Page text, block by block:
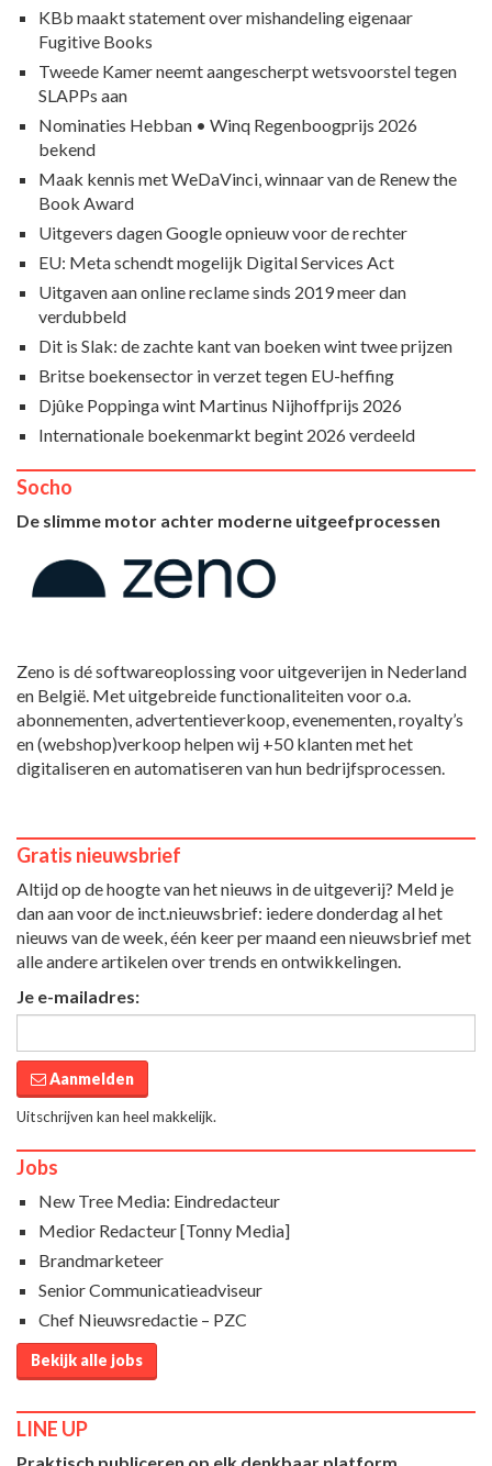
KBb maakt statement over mishandeling eigenaar
Fugitive Books
Tweede Kamer neemt aangescherpt wetsvoorstel tegen
SLAPPs aan
Nominaties Hebban • Winq Regenboogprijs 2026
bekend
Maak kennis met WeDaVinci, winnaar van de Renew the
Book Award
Uitgevers dagen Google opnieuw voor de rechter
EU: Meta schendt mogelijk Digital Services Act
Uitgaven aan online reclame sinds 2019 meer dan
verdubbeld
Dit is Slak: de zachte kant van boeken wint twee prijzen
Britse boekensector in verzet tegen EU-heffing
Djûke Poppinga wint Martinus Nijhoffprijs 2026
Internationale boekenmarkt begint 2026 verdeeld
Socho
De slimme motor achter moderne uitgeefprocessen
Zeno is dé softwareoplossing voor uitgeverijen in Nederland
en België. Met uitgebreide functionaliteiten voor o.a.
abonnementen, advertentieverkoop, evenementen, royalty’s
en (webshop)verkoop helpen wij +50 klanten met het
digitaliseren en automatiseren van hun bedrijfsprocessen.
Gratis nieuwsbrief
Altijd op de hoogte van het nieuws in de uitgeverij? Meld je
dan aan voor de inct.nieuwsbrief: iedere donderdag al het
nieuws van de week, één keer per maand een nieuwsbrief met
alle andere artikelen over trends en ontwikkelingen.
Je e-mailadres:
Aanmelden
Uitschrijven kan heel makkelijk.
Jobs
New Tree Media: Eindredacteur
Medior Redacteur [Tonny Media]
Brandmarketeer
Senior Communicatieadviseur
Chef Nieuwsredactie – PZC
Bekijk alle jobs
LINE UP
Praktisch publiceren op elk denkbaar platform